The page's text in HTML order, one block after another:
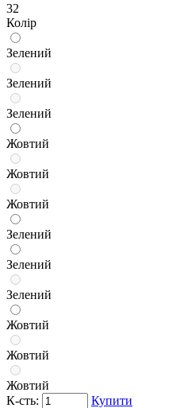
32
Колір
Зелений
Зелений
Зелений
Жовтий
Жовтий
Жовтий
Зелений
Зелений
Зелений
Жовтий
Жовтий
Жовтий
К-сть:
Купити